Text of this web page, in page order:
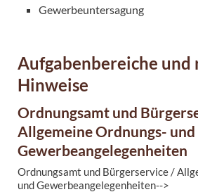
Gewerbeuntersagung
Aufgabenbereiche und
Hinweise
Ordnungsamt und
Allgemeine Ordnungs- und
Gewerbeangelegenheiten
Ordnungsamt und Bürgerservice /
und Gewerbeangelegenheiten-->